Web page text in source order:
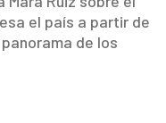
el país a partir de
de los